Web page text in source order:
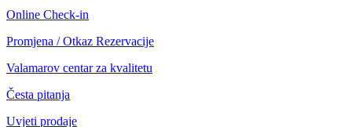
Online Check-in
Promjena / Otkaz Rezervacije
Valamarov centar za kvalitetu
Česta pitanja
Uvjeti prodaje